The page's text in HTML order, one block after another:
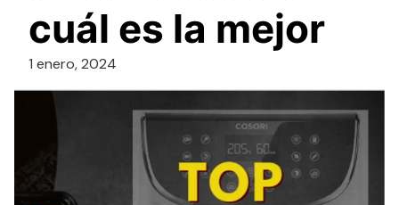
cuál es la mejor
1 enero, 2024